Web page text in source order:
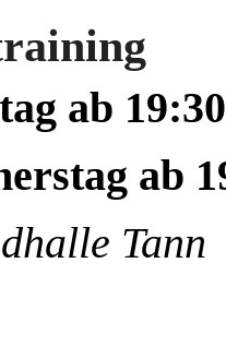
ab
ab
Tann